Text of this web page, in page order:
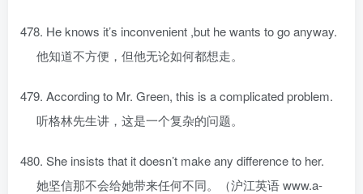
478. He knows it’s inconvenient ,but he wants to go anyway.
他知道不方便，但他无论如何都想走。
479. According to Mr. Green, this is a complicated problem.
听格林先生讲，这是一个复杂的问题。
480. She insists that it doesn’t make any difference to her.
她坚信那不会给她带来任何不同。（沪江英语 www.a-